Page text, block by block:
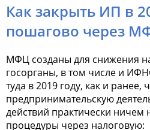
Как закрыть ИП в
пошагово через
МФЦ созданы для снижения
госорганы, в том числе и
туда в 2019 году, как и ранее,
предпринимательскую
действий практически ничем
процедуры через налоговую: